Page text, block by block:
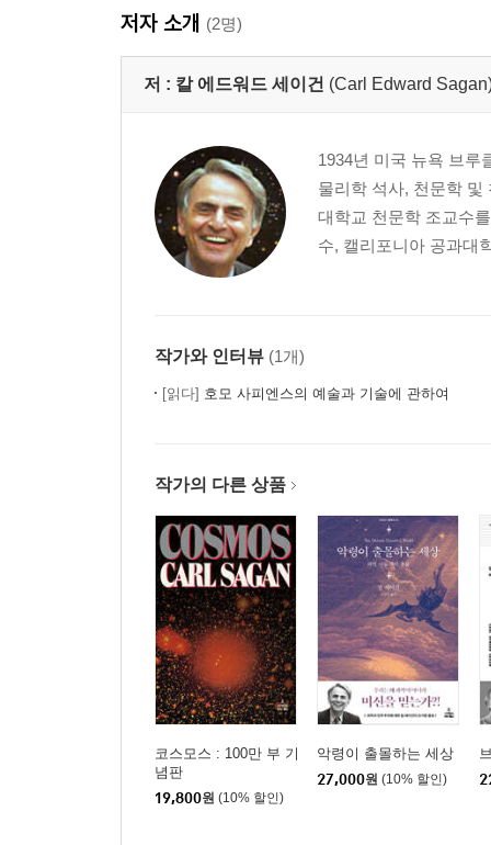
저자 소개 (2명)
저 : 칼 에드워드 세이건 (Carl Edward
1934년 미국 뉴욕 브루
물리학 석사, 천문학
대학교 천문학 조교수
수, 캘리포니아 공과대
작가와 인터뷰 (1개)
[읽다] 호모 사피엔스의 예술과 기술에 관하여
작가의 다른 상품
코스모스 : 100만 부 기
념판
19,800원 (10% 할인)
악령이 출몰하는 세상
27,000원 (10% 할인)